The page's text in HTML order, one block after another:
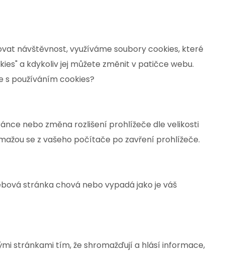
návštěvnost, využíváme soubory cookies, které
a kdykoliv jej můžete změnit v patičce webu.
s používáním cookies?
nebo změna rozlišení prohlížeče dle velikosti
se z vašeho počítače po zavření prohlížeče.
stránka chová nebo vypadá jako je váš
stránkami tím, že shromažďují a hlásí informace,